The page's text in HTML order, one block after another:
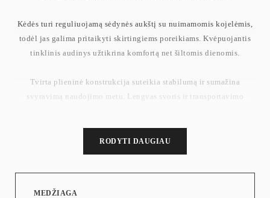
Kėdės turi reguliuojamą sėdynės aukštį su nuimamomis kojelėmis,
todėl jas galima pritaikyti skirtingiems poreikiams. Kvėpuojantis
tinklinis audinys užtikrina komfortą net šiltomis dienomis.
Tvirta plieninė konstrukcija suteikia stabilumą ir sumažina
svyravimą naudojimo metu. Lengvas svoris ir transportavimo
Sulankstytos kėdės matmenys (vienos): 14 x 35 x 14 cm
Svoris (vienos): 1.7 kg
RODYTI DAUGIAU
MEDŽIAGA